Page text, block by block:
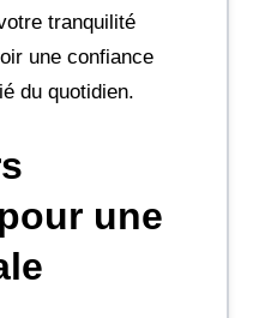
tranquilité
une confiance
du quotidien.
une